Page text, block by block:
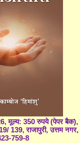
मूल्य: 350 रुपये (पेपर
139, राजापुरी, उत्तम नगर,
759-8